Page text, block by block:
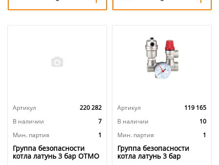
Артикул
220 282
В наличии
7
Мин. партия
1
Группа безопасности
котла латунь 3 бар ОТМО
Артикул
119 165
В наличии
10
Мин. партия
1
Группа безопасности
котла латунь 3 бар